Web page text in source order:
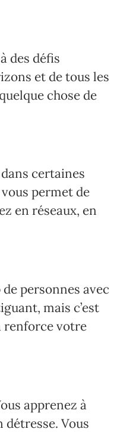
des défis
et de tous les
chose de
certaines
permet de
en réseaux, en
personnes avec
mais c’est
renforce votre
apprenez à
Vous